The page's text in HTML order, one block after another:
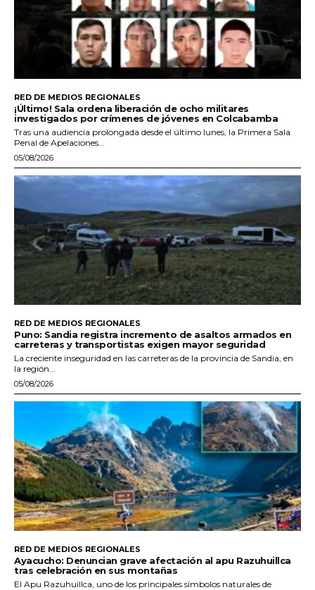
RED DE MEDIOS REGIONALES
¡Último! Sala ordena liberación de ocho militares
investigados por crímenes de jóvenes en Colcabamba
Tras una audiencia prolongada desde el último lunes, la Primera Sala
Penal de Apelaciones...
05/08/2026
RED DE MEDIOS REGIONALES
Puno: Sandia registra incremento de asaltos armados en
carreteras y transportistas exigen mayor seguridad
La creciente inseguridad en las carreteras de la provincia de Sandia, en
la región...
05/08/2026
RED DE MEDIOS REGIONALES
Ayacucho: Denuncian grave afectación al apu Razuhuillca
tras celebración en sus montañas
El Apu Razuhuillca, uno de los principales símbolos naturales de